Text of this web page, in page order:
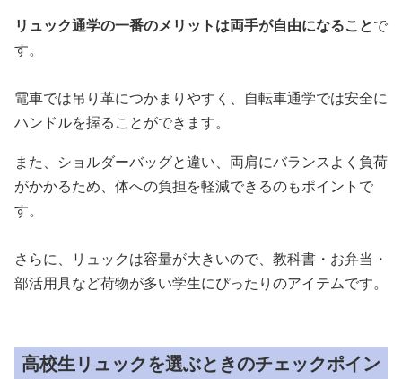
リュック通学の一番のメリットは両手が自由になることで
す。
電車では吊り革につかまりやすく、自転車通学では安全に
ハンドルを握ることができます。
また、ショルダーバッグと違い、両肩にバランスよく負荷
がかかるため、体への負担を軽減できるのもポイントで
す。
さらに、リュックは容量が大きいので、教科書・お弁当・
部活用具など荷物が多い学生にぴったりのアイテムです。
高校生リュックを選ぶときのチェックポイン